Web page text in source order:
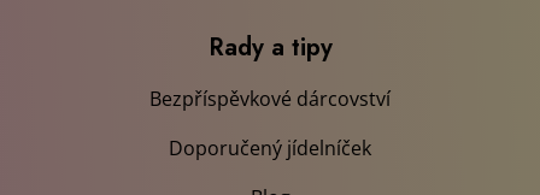
Rady a tipy
Bezpříspěvkové dárcovství
Doporučený jídelníček